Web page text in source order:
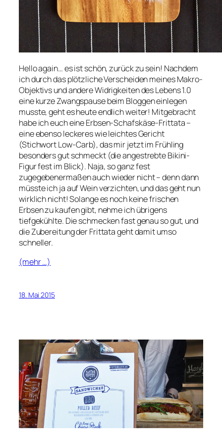
Hello again… es ist schön, zurück zu sein! Nachdem
ich durch das plötzliche Verscheiden meines Makro-
Objektivs und andere Widrigkeiten des Lebens 1.0
eine kurze Zwangspause beim Bloggen einlegen
musste, geht es heute endlich weiter! Mitgebracht
habe ich euch eine Erbsen-Schafskäse-Frittata –
eine ebenso leckeres wie leichtes Gericht
(Stichwort Low-Carb), das mir jetzt im Frühling
besonders gut schmeckt (die angestrebte Bikini-
Figur fest im Blick). Naja, so ganz fest
zugegebenermaßen auch wieder nicht – denn dann
müsste ich ja auf Wein verzichten, und das geht nun
wirklich nicht! Solange es noch keine frischen
Erbsen zu kaufen gibt, nehme ich übrigens
tiefgekühlte. Die schmecken fast genau so gut, und
die Zubereitung der Frittata geht damit umso
schneller.
(mehr …)
18. Mai 2015